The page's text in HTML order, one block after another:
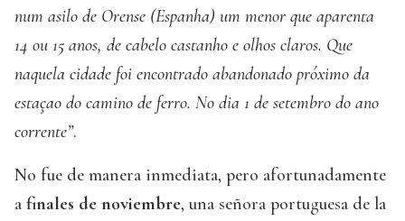
num asilo de Orense (Espanha) um menor que aparenta
14 ou 15 anos, de cabelo castanho e olhos claros. Que
naquela cidade foi encontrado abandonado próximo da
estaçao do camino de ferro. No dia 1 de setembro do ano
corrente”.
No fue de manera inmediata, pero afortunadamente
a finales de noviembre, una señora portuguesa de la